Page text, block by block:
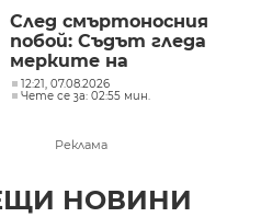
След смъртоносния
побой: Съдът гледа
мерките на
задържаните
тийнейджъри
12:21, 07.08.2026
Чете се за: 02:55 мин.
Реклама
НОВИНИ